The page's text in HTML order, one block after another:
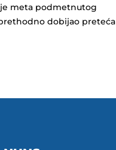
meta podmetnutog
dobijao preteća